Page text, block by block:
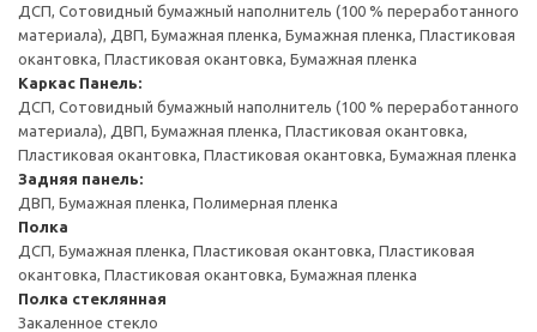
ДСП, Сотовидный бумажный наполнитель (100 % переработанного
материала), ДВП, Бумажная пленка, Бумажная пленка, Пластиковая
окантовка, Пластиковая окантовка, Бумажная пленка
Каркас Панель:
ДСП, Сотовидный бумажный наполнитель (100 % переработанного
материала), ДВП, Бумажная пленка, Пластиковая окантовка,
Пластиковая окантовка, Пластиковая окантовка, Бумажная пленка
Задняя панель:
ДВП, Бумажная пленка, Полимерная пленка
Полка
ДСП, Бумажная пленка, Пластиковая окантовка, Пластиковая
окантовка, Пластиковая окантовка, Бумажная пленка
Полка стеклянная
Закаленное стекло